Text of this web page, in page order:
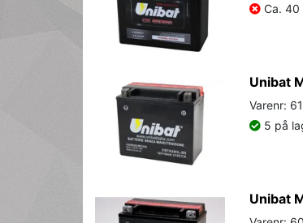
Ca. 40
Unibat
Varenr:
5 på
Unibat